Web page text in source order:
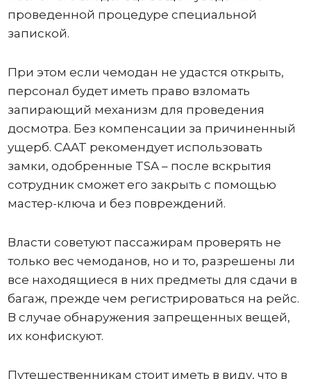
проведенной процедуре специальной
запиской.
При этом если чемодан не удастся открыть,
персонал будет иметь право взломать
запирающий механизм для проведения
досмотра. Без компенсации за причиненный
ущерб. CAAT рекомендует использовать
замки, одобренные TSA – после вскрытия
сотрудник сможет его закрыть с помощью
мастер-ключа и без повреждений.
Власти советуют пассажирам проверять не
только вес чемоданов, но и то, разрешены ли
все находящиеся в них предметы для сдачи в
багаж, прежде чем регистрироваться на рейс.
В случае обнаружения запрещенных вещей,
их конфискуют.
Путешественникам стоит иметь в виду, что в